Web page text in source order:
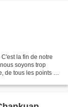
la fin de notre
soyons trop
de tous les points de